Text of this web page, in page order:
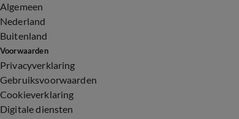
Algemeen
Nederland
Buitenland
Voorwaarden
Privacyverklaring
Gebruiksvoorwaarden
Cookieverklaring
Digitale diensten